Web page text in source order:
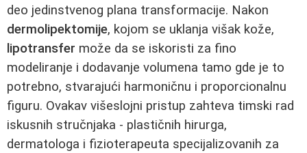
deo jedinstvenog plana transformacije. Nakon
dermolipektomije, kojom se uklanja višak kože,
lipotransfer može da se iskoristi za fino
modeliranje i dodavanje volumena tamo gde je to
potrebno, stvarajući harmoničnu i proporcionalnu
figuru. Ovakav višeslojni pristup zahteva timski rad
iskusnih stručnjaka - plastičnih hirurga,
dermatologa i fizioterapeuta specijalizovanih za